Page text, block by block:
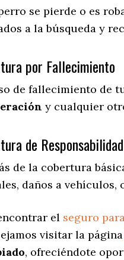
se pierde o es
a la búsqueda y
por Fallecimiento
de fallecimiento de
y cualquier
de
de la cobertura
daños a vehículos,
el seguro
visitar la página
, ofreciéndote